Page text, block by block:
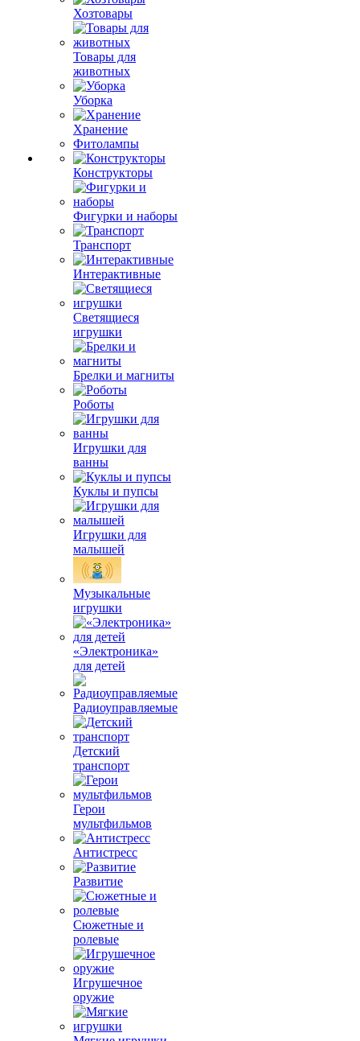
Хозтовары
Товары для
животных
Уборка
Хранение
Фитолампы
Конструкторы
Фигурки и наборы
Транспорт
Интерактивные
Светящиеся
игрушки
Брелки и магниты
Роботы
Игрушки для
ванны
Куклы и пупсы
Игрушки для
малышей
Музыкальные
игрушки
«Электроника»
для детей
Радиоуправляемые
Детский
транспорт
Герои
мультфильмов
Антистресс
Развитие
Сюжетные и
ролевые
Игрушечное
оружие